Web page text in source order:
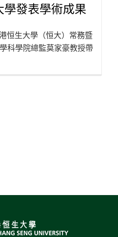
學發表學術成果
恒生大學（恒大）常務暨
科學院總監莫家豪教授帶